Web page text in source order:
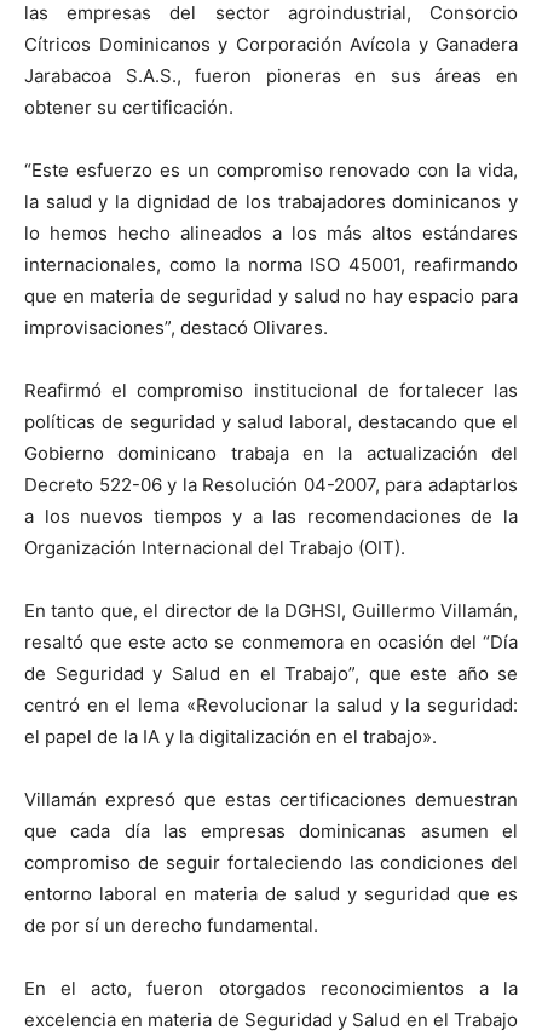
las empresas del sector agroindustrial, Consorcio
Cítricos Dominicanos y Corporación Avícola y Ganadera
Jarabacoa S.A.S., fueron pioneras en sus áreas en
obtener su certificación.
“Este esfuerzo es un compromiso renovado con la vida,
la salud y la dignidad de los trabajadores dominicanos y
lo hemos hecho alineados a los más altos estándares
internacionales, como la norma ISO 45001, reafirmando
que en materia de seguridad y salud no hay espacio para
improvisaciones”, destacó Olivares.
Reafirmó el compromiso institucional de fortalecer las
políticas de seguridad y salud laboral, destacando que el
Gobierno dominicano trabaja en la actualización del
Decreto 522-06 y la Resolución 04-2007, para adaptarlos
a los nuevos tiempos y a las recomendaciones de la
Organización Internacional del Trabajo (OIT).
En tanto que, el director de la DGHSI, Guillermo Villamán,
resaltó que este acto se conmemora en ocasión del “Día
de Seguridad y Salud en el Trabajo”, que este año se
centró en el lema «Revolucionar la salud y la seguridad:
el papel de la IA y la digitalización en el trabajo».
Villamán expresó que estas certificaciones demuestran
que cada día las empresas dominicanas asumen el
compromiso de seguir fortaleciendo las condiciones del
entorno laboral en materia de salud y seguridad que es
de por sí un derecho fundamental.
En el acto, fueron otorgados reconocimientos a la
excelencia en materia de Seguridad y Salud en el Trabajo